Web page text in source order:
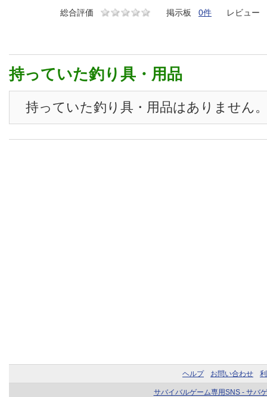
総合評価
掲示板 0件 レビュー
持っていた釣り具・用品
持っていた釣り具・用品はありません
ヘルプ お問い合わせ
サバイバルゲーム専用SNS - サバ